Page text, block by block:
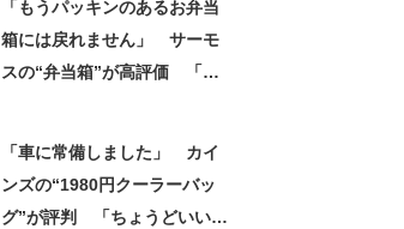
「もうパッキンのあるお弁当
箱には戻れません」 サーモ
スの“弁当箱”が高評価 「想
「車に常備しました」 カイ
ンズの“1980円クーラーバッ
グ”が評判 「ちょうどいい大